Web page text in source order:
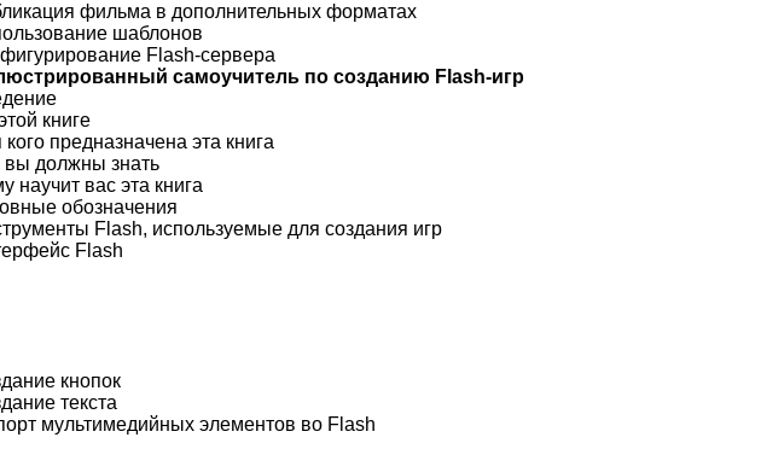
фильма в дополнительных форматах
шаблонов
Flash-сервера
самоучитель по созданию Flash-игр
книге
предназначена эта книга
вы должны знать
научит вас эта книга
обозначения
Flash, используемые для создания игр
Flash
кнопок
текста
мультимедийных элементов во Flash